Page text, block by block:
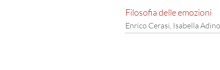
Filosofia delle emozioni
Enrico Cerasi, Isabella